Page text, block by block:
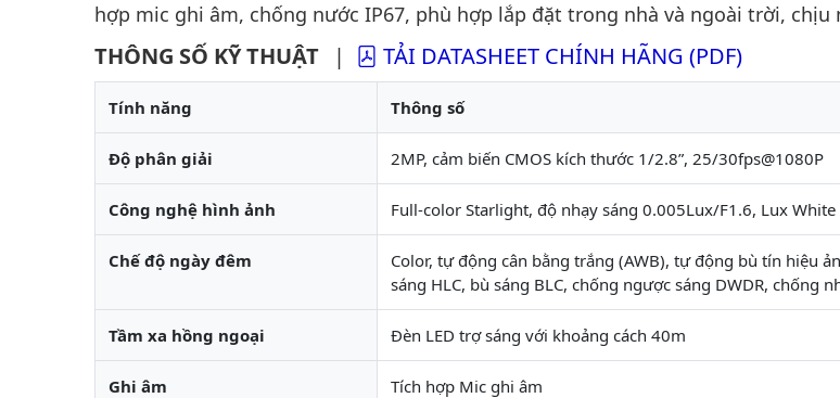
hợp mic ghi âm, chống nước IP67, phù hợp lắp đặt trong nhà và ngoài trời, chịu
THÔNG SỐ KỸ THUẬT | TẢI DATASHEET CHÍNH HÃNG (PDF)
Tính năng Thông số
Độ phân giải 2MP, cảm biến CMOS kích thước 1/2.8”, 25/30fps@1080P
Công nghệ hình ảnh Full-color Starlight, độ nhạy sáng 0.005Lux/F1.6, Lux
Chế độ ngày đêm
Color, tự động cân bằng trắng (AWB), tự động bù tín hiệu
sáng HLC, bù sáng BLC, chống ngược sáng DWDR, chống
Tầm xa hồng ngoại Đèn LED trợ sáng với khoảng cách 40m
Ghi âm Tích hợp Mic ghi âm